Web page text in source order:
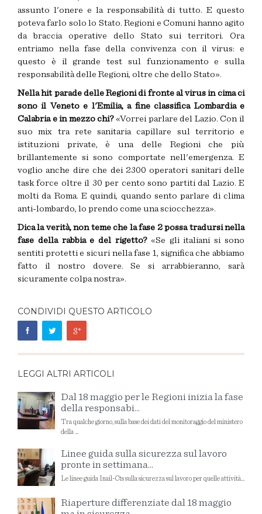
assunto l'onere e la responsabilità di tutto. E questo
poteva farlo solo lo Stato. Regioni e Comuni hanno agito
da braccia operative dello Stato sui territori. Ora
entriamo nella fase della convivenza con il virus: e
questo è il grande test sul funzionamento e sulla
responsabilità delle Regioni, oltre che dello Stato».
Nella hit parade delle Regioni di fronte al virus in cima ci
sono il Veneto e l'Emilia, a fine classifica Lombardia e
Calabria e in mezzo chi?«Vorrei parlare del Lazio. Con il
suo mix tra rete sanitaria capillare sul territorio e
istituzioni private, è una delle Regioni che più
brillantemente si sono comportate nell'emergenza. E
voglio anche dire che dei 2300 operatori sanitari delle
task force oltre il 30 per cento sono partiti dal Lazio. E
molti da Roma. E quindi, quando sento parlare di clima
anti-lombardo, lo prendo come una sciocchezza».
Dica la verità, non teme che la fase 2 possa tradursi nella
fase della rabbia e del rigetto?«Se gli italiani si sono
sentiti protetti e sicuri nella fase 1, significa che abbiamo
fatto il nostro dovere. Se si arrabbieranno, sarà
sicuramente colpa nostra».
CONDIVIDI QUESTO ARTICOLO
LEGGI ALTRI ARTICOLI
Dal 18 maggio per le Regioni inizia la fase
della responsabi...
Tra qualche giorno, sulla base dei dati del monitoraggio del ministero
della ...
Linee guida sulla sicurezza sul lavoro
pronte in settimana...
Le linee guida Inail-Cts sulla sicurezza sul lavoro per quelle attività...
Riaperture differenziate dal 18 maggio